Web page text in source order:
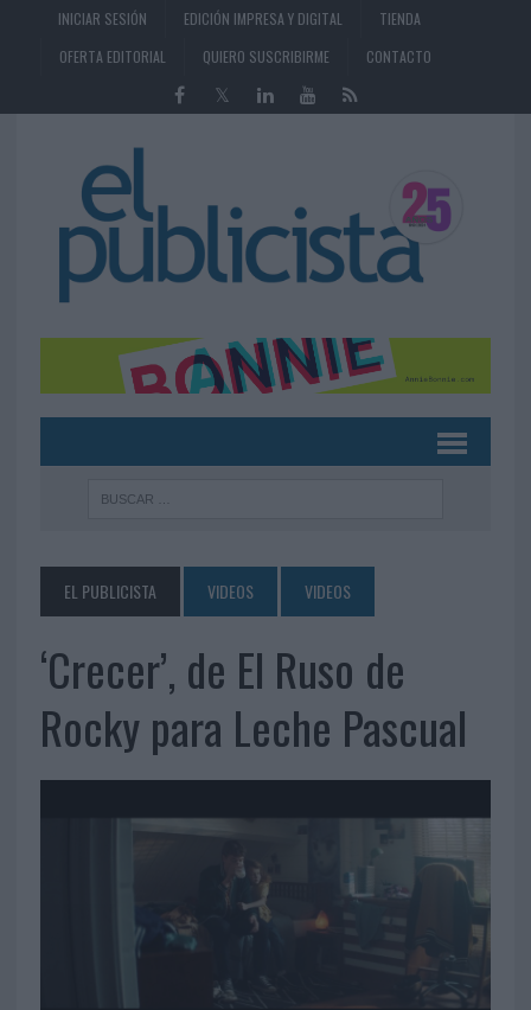
INICIAR SESIÓN EDICIÓN IMPRESA Y DIGITAL
TIENDA
OFERTA EDITORIAL
QUIERO SUSCRIBIRME CONTACTO
EL PUBLICISTA VIDEOS VIDEOS
‘Crecer’, de El Ruso de
Rocky para Leche Pascual